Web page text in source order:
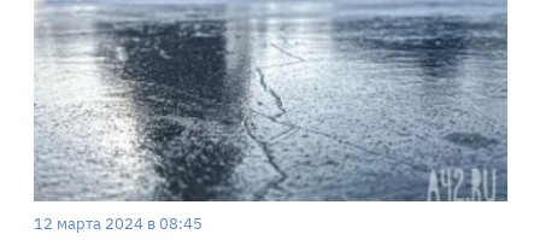
12 марта 2024 в 08:45